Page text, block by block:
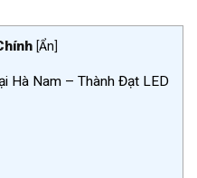
[Ẩn]
Hà Nam – Thành Đạt LED